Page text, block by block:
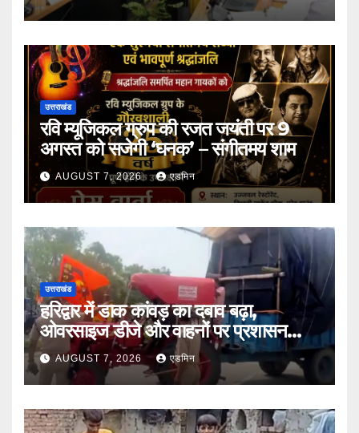
उत्तराखंड
रवि म्यूजिकल ग्रुप की रजत जयंती पर 9
अगस्त को सजेगी ‘घनक’ – संगीतमय शाम
AUGUST 7, 2026 एडमिन
उत्तराखंड
हरिद्वार में डाक कांवड़ का दबाव बढ़ा,
ओवरसाइज डीजे और वाहनों पर प्रशासन
सख्तAUGUST 7, 2026 एडमिन